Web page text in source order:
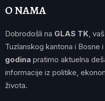
O NAMA
Dobrodošli na GLAS TK ,
Tuzlanskog kantona i Bosne
godina pratimo aktuelna
informacije iz politike,
života.